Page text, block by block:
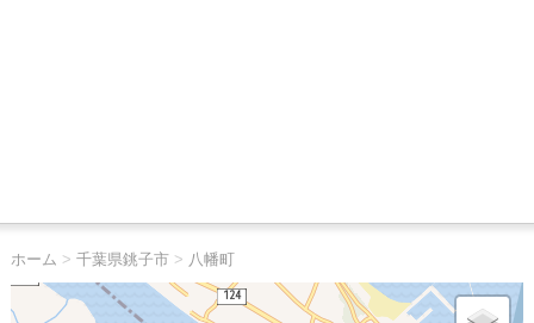
ホーム > 千葉県銚子市> 八幡町